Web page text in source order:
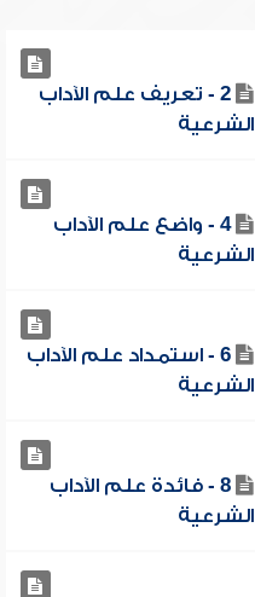
2 - تعريف علم الآداب
الشرعية
4 - واضع علم الآداب
الشرعية
6 - استمداد علم الآداب
الشرعية
8 - فائدة علم الآداب
الشرعية